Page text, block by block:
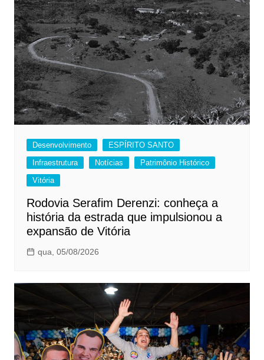
Desenvolvimento
ESPÍRITO SANTO
Infraestrutura
Notícias
Patrimônio Histórico
Vitória
Rodovia Serafim Derenzi: conheça a
história da estrada que impulsionou a
expansão de Vitória
qua, 05/08/2026